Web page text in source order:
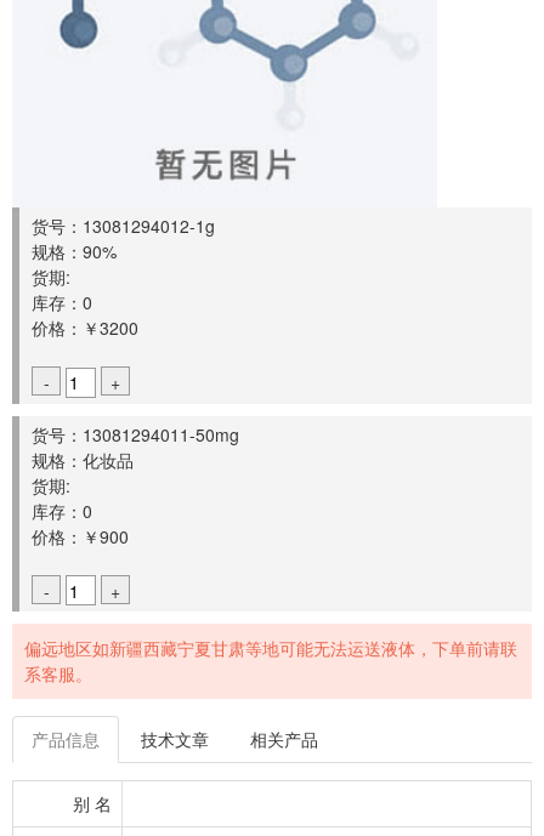
货号：13081294012-1g
规格：90%
货期:
库存：0
价格：￥3200
- +
货号：13081294011-50mg
规格：化妆品
货期:
库存：0
价格：￥900
- +
偏远地区如新疆西藏宁夏甘肃等地可能无法运送液体，下单前请联
系客服。
产品信息 技术文章 相关产品
别 名